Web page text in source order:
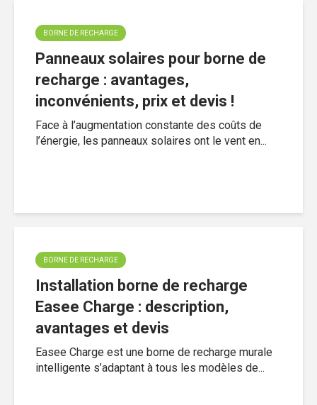
BORNE DE RECHARGE
Panneaux solaires pour borne de
recharge : avantages,
inconvénients, prix et devis !
Face à l’augmentation constante des coûts de
l’énergie, les panneaux solaires ont le vent en...
BORNE DE RECHARGE
Installation borne de recharge
Easee Charge : description,
avantages et devis
Easee Charge est une borne de recharge murale
intelligente s’adaptant à tous les modèles de...